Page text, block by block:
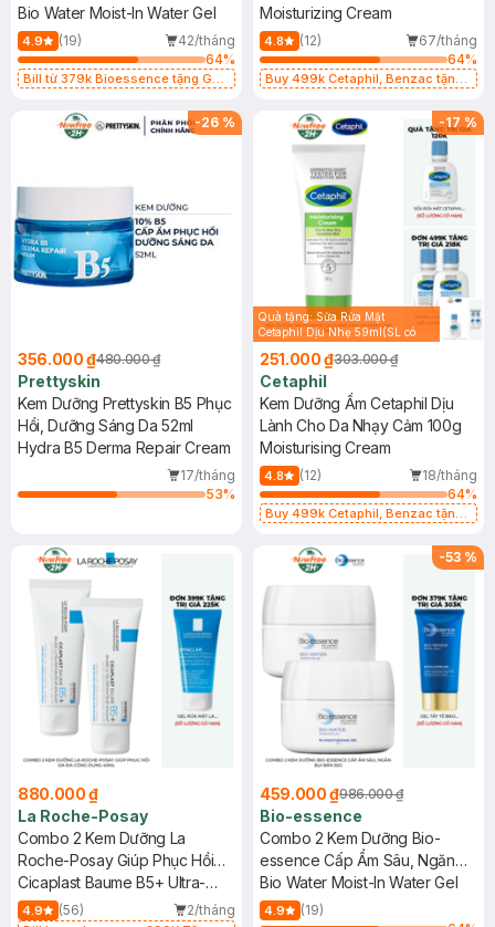
Bio Water Moist-In Water Gel
4.9 (19)
42/tháng
64%
Bill từ 379k Bioessence tặng Gel
Moisturizing Cream
4.8 (12)
67/tháng
64%
Buy 499k Cetaphil, Benzac tặng
-26 %
356.000 ₫480.000 ₫
Prettyskin
Kem Dưỡng Prettyskin B5 Phục
Hồi, Dưỡng Sáng Da 52ml
Hydra B5 Derma Repair Cream
17/tháng
53%
-17 %
Quà tặng: Sữa Rửa Mặt
Cetaphil Dịu Nhẹ 59ml(SL có
251.000 ₫303.000 ₫
Cetaphil
Kem Dưỡng Ẩm Cetaphil Dịu
Lành Cho Da Nhạy Cảm 100g
Moisturising Cream
4.8 (12)
18/tháng
64%
Buy 499k Cetaphil, Benzac tặng
880.000 ₫
La Roche-Posay
Combo 2 Kem Dưỡng La
Roche-Posay Giúp Phục Hồi
Da Đa Công Dụng 40ml
Cicaplast Baume B5+ Ultra-
Repairing Soothing Balm
4.9 (56) 2/tháng
-53 %
459.000 ₫986.000 ₫
Bio-essence
Combo 2 Kem Dưỡng Bio-
essence Cấp Ẩm Sâu, Ngăn
Bụi Bẩn 50g
Bio Water Moist-In Water Gel
4.9
(19)